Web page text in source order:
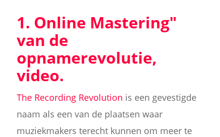
1. Online Mastering"
van de
opnamerevolutie,
video.
The Recording Revolution is een gevestigde
naam als een van de plaatsen waar
muziekmakers terecht kunnen om meer te